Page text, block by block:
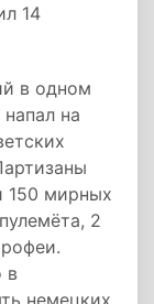
14
в одном
на
150 мирных
2
в
немецких